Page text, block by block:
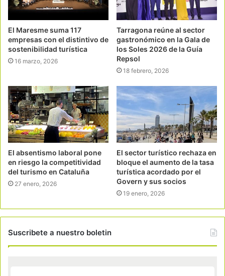
El Maresme suma 117
empresas con el distintivo de
sostenibilidad turística
16 marzo, 2026
Tarragona reúne al sector
gastronómico en la Gala de
los Soles 2026 de la Guía
Repsol
18 febrero, 2026
El absentismo laboral pone
en riesgo la competitividad
del turismo en Cataluña
27 enero, 2026
El sector turístico rechaza en
bloque el aumento de la tasa
turística acordado por el
Govern y sus socios
19 enero, 2026
Suscribete a nuestro boletin